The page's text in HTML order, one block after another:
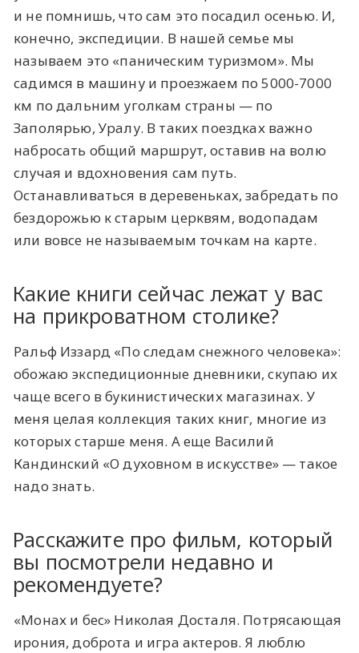
и не помнишь, что сам это посадил осенью. И,
конечно, экспедиции. В нашей семье мы
называем это «паническим туризмом». Мы
садимся в машину и проезжаем по 5000-7000
км по дальним уголкам страны — по
Заполярью, Уралу. В таких поездках важно
набросать общий маршрут, оставив на волю
случая и вдохновения сам путь.
Останавливаться в деревеньках, забредать по
бездорожью к старым церквям, водопадам
или вовсе не называемым точкам на карте.
Какие книги сейчас лежат у вас
на прикроватном столике?
Ральф Иззард «По следам снежного человека»:
обожаю экспедиционные дневники, скупаю их
чаще всего в букинистических магазинах. У
меня целая коллекция таких книг, многие из
которых старше меня. А еще Василий
Кандинский «О духовном в искусстве» — такое
надо знать.
Расскажите про фильм, который
вы посмотрели недавно и
рекомендуете?
«Монах и бес» Николая Досталя. Потрясающая
ирония, доброта и игра актеров. Я люблю